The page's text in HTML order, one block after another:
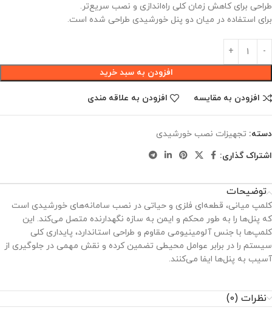
طراحی برای کاهش زمان کلی راه‌اندازی و نصب سریع‌تر.
برای استفاده در میان دو پنل خورشیدی طراحی شده است.
افزودن به سبد خرید
افزودن به مقایسه افزودن به علاقه مندی
دسته: تجهیزات نصب خورشیدی
اشتراک گذاری:
توضیحات
کلمپ میانی، قطعه‌ای فلزی و حیاتی در نصب سامانه‌های خورشیدی است
که پنل‌ها را به طور محکم و ایمن به سازه نگهدارنده متصل می‌کند. این
کلمپ‌ها با جنس آلومینیومی مقاوم و طراحی استاندارد، پایداری کلی
سیستم را در برابر عوامل محیطی تضمین کرده و نقش مهمی در جلوگیری از
آسیب به پنل‌ها ایفا می‌کنند.
نظرات (0)